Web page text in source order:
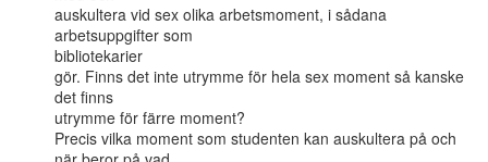
auskultera vid sex olika arbetsmoment, i sådana
arbetsuppgifter som
bibliotekarier
gör. Finns det inte utrymme för hela sex moment så kanske
det finns
utrymme för färre moment?
Precis vilka moment som studenten kan auskultera på och